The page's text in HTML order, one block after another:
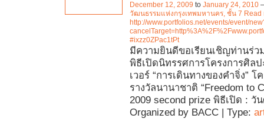
December 12, 2009 to January 24, 2010
วัฒนธรรมแห่งกรุงเทพมหานคร, ชั้น 7 Read
http://www.portfolios.net/events/event/
#ixzz0ZPac1tPt
มีความยินดีขอเรียนเชิญท่านร่ว
พิธีเปิดนิทรรศการโครงการศิลป
เวอร์ “การเดินทางของคำจิ่ง” โ
รางวัลนานาชาติ “Freedom to
2009 second prize พิธีเปิด : วั
Organized by BACC | Type: